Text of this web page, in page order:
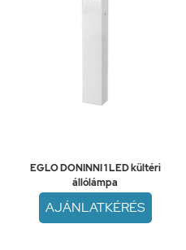
EGLO DONINNI 1 LED kültéri
állólámpa
AJÁNLATKÉRÉS